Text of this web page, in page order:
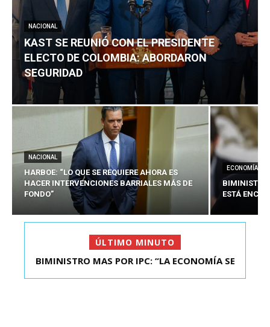
NACIONAL
KAST SE REUNIÓ CON EL PRESIDENTE
ELECTO DE COLOMBIA: ABORDARON
SEGURIDAD
NACIONAL
HARBOE: “LO QUE SE REQUIERE AHORA ES
HACER INTERVENCIONES BARRIALES MÁS DE
FONDO”
ECONOMÍA
BIMINISTRO
ESTÁ
ÚLTIMO MINUTO
KAST SE REUNIÓ CON EL PRESIDENTE ELECTO DE
BIMINISTRO MAS POR IPC: “LA ECONOMÍA SE